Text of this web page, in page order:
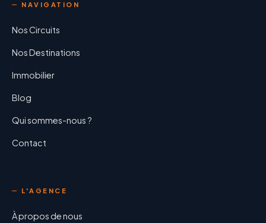
NAVIGATION
Nos Circuits
Nos Destinations
Immobilier
Blog
Qui sommes-nous ?
Contact
L'AGENCE
À propos de nous